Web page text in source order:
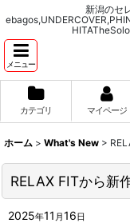
新潟のセ
メニュー
カテゴリ マイページ
ホーム > What's New >
RELAX FITから新
2025年11 月16日